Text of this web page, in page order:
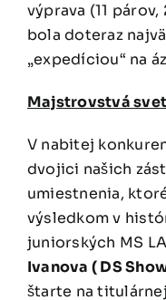
výprava (11
bola doteraz
„expedíciou“ na
Majstrovstvá
V nabitej
dvojici našich
umiestnenia,
výsledkom v
juniorských MS
Ivanova ( DS
štarte na